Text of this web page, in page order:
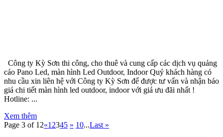
Công ty Kỳ Sơn thi công, cho thuê và cung cấp các dịch vụ quảng
cáo Pano Led, màn hình Led Outdoor, Indoor Quý khách hàng có
nhu cầu xin liên hệ với Công ty Kỳ Sơn để được tư vấn và nhận báo
giá chi tiết màn hình led outdoor, indoor với giá ưu đãi nhất !
Hotline: ...
Xem thêm
Page 3 of 12«1 2345 » 10...Last »